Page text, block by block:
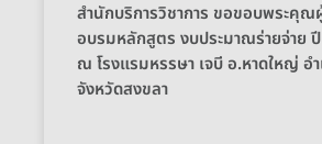
สำนักบริการวิชาการ ขอขอบพระคุณ
อบรมหลักสูตร งบประมาณร่ายจ่าย
ณ โรงแรมหรรษา เจบี อ.หาดใหญ่ อ
จังหวัดสงขลา